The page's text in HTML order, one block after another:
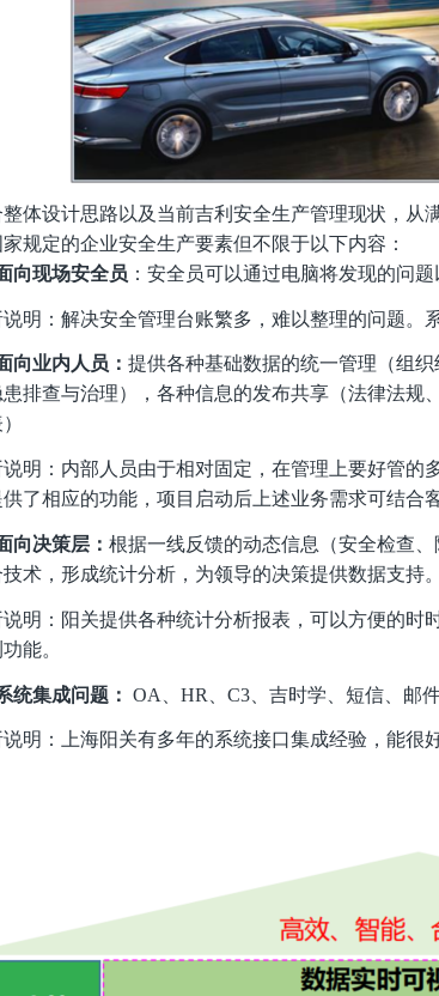
体设计思路以及当前吉利安全生产管理现状，从
规定的企业安全生产要素但不限于以下内容：
向现场安全员 ：安全员可以通过电脑将发现的问
明：解决安全管理台账繁多，难以整理的问题。
向业内人员：提供各种基础数据的统一管理（组
排查与治理），各种信息的发布共享（法律法规
明：内部人员由于相对固定，在管理上要好管
了相应的功能，项目启动后上述业务需求可结合
向决策层：根据一线反馈的动态信息（安全检查
术，形成统计分析，为领导的决策提供数据支持。
明：阳关提供各种统计分析报表，可以方便的
能。
统集成问题： OA、HR、C3、吉时学、短信、邮
明：上海阳关有多年的系统接口集成经验，能很